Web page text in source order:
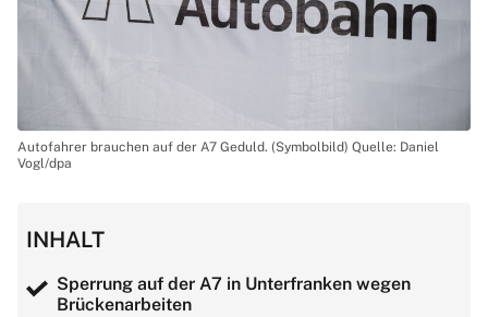
Autofahrer brauchen auf der A7 Geduld. (Symbolbild) Quelle: Daniel
Vogl/dpa
INHALT
Sperrung auf der A7 in Unterfranken wegen
Brückenarbeiten